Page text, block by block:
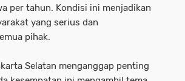
per tahun. Kondisi ini menjadikan
yang serius dan
pihak.
Selatan menganggap penting